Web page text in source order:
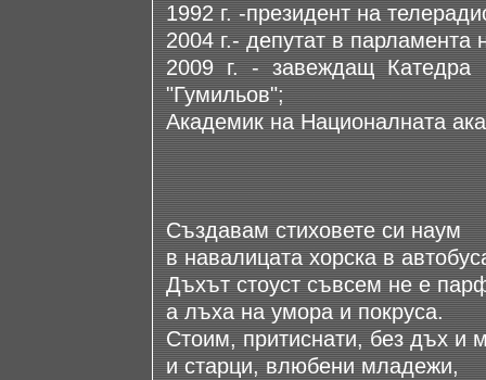
1992 г. -президент на
2004 г.- депутат в парламента
2009 г. - завеждащ Катедра
"Гумильов";
Академик на Националната
Създавам стиховете си наум
в навалицата хорска в
Дъхът стоуст съвсем не е
а лъха на умора и покруса.
Стоим, притиснати, без дъх и
и старци, влюбени младежи,